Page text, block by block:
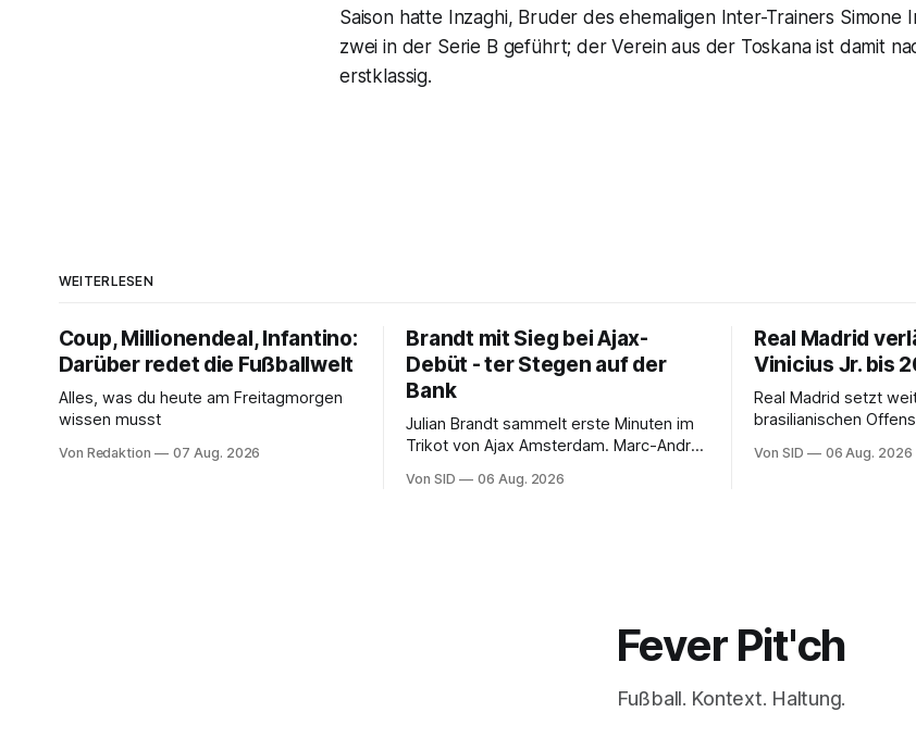
Saison hatte Inzaghi, Bruder des ehemaligen Inter-Trainers Simone
zwei in der Serie B geführt; der Verein aus der Toskana ist damit
erstklassig.
WEITERLESEN
Coup, Millionendeal, Infantino:
Darüber redet die Fußballwelt
Alles, was du heute am Freitagmorgen
wissen musst
Von Redaktion 07 Aug. 2026
Brandt mit Sieg bei Ajax-
Debüt - ter Stegen auf der
Bank
Julian Brandt sammelt erste Minuten im
Trikot von Ajax Amsterdam. Marc-André
Von SID 06 Aug. 2026
Real Madrid
Vinicius Jr. bis
Real Madrid setzt
brasilianischen
Von SID 06 Aug. 2026
Fever Pit'ch
Fußball. Kontext. Haltung.